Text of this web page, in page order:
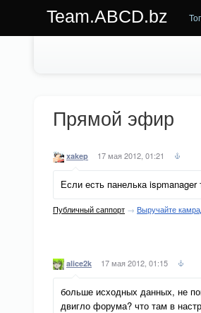
Team.ABCD.bz
Прямой эфир
xakep 17 мая 2012, 01:21
Если есть панелька ispmanager
Публичный саппорт → Выручайте
alice2k 17 мая 2012, 01:15
больше исходных данных, не
двигло форума? что там в